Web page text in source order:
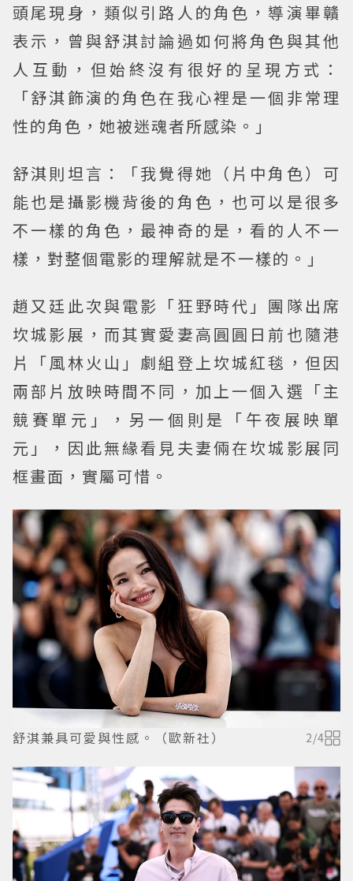
頭尾現身，類似引路人的角色，導演畢贛
表示，曾與舒淇討論過如何將角色與其他
人互動，但始終沒有很好的呈現方式：
「舒淇飾演的角色在我心裡是一個非常理
性的角色，她被迷魂者所感染。」
舒淇則坦言：「我覺得她（片中角色）可
能也是攝影機背後的角色，也可以是很多
不一樣的角色，最神奇的是，看的人不一
樣，對整個電影的理解就是不一樣的。」
趙又廷此次與電影「狂野時代」團隊出席
坎城影展，而其實愛妻高圓圓日前也隨港
片「風林火山」劇組登上坎城紅毯，但因
兩部片放映時間不同，加上一個入選「主
競賽單元」，另一個則是「午夜展映單
元」，因此無緣看見夫妻倆在坎城影展同
框畫面，實屬可惜。
舒淇兼具可愛與性感。（歐新社） 2/4